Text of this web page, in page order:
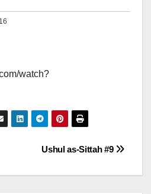
watch?
Ushul as-Sittah #9